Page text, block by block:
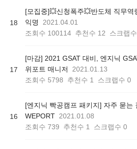
18
익명
2021.04.01
조회수 100114 추천수 12 스크랩수
17
위포트 매니저
2021.01.13
조회수 5798 추천수 1 스크랩수 0
16
WEPORT 2021.01.08
조회수 739 추천수 1 스크랩수 0